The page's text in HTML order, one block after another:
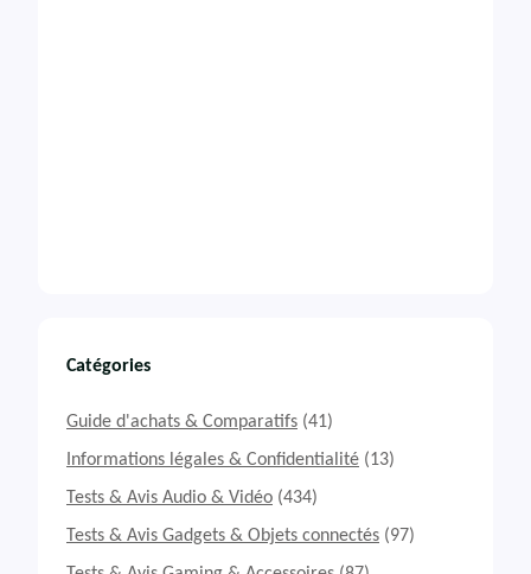
Catégories
Guide d'achats & Comparatifs (41)
Informations légales & Confidentialité (13)
Tests & Avis Audio & Vidéo (434)
Tests & Avis Gadgets & Objets connectés (97)